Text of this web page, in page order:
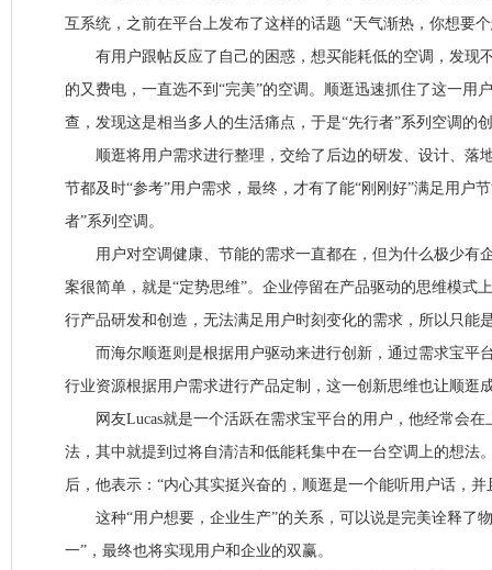
互系统，之前在平台上发布了这样的话题 “天气渐热，你想要
有用户跟帖反应了自己的困惑，想买能耗低的空调，发现
的又费电，一直选不到“完美”的空调。顺逛迅速抓住了这一用
查，发现这是相当多人的生活痛点，于是“先行者”系列空调的
顺逛将用户需求进行整理，交给了后边的研发、设计、落
节都及时“参考”用户需求，最终，才有了能“刚刚好”满足用户
者”系列空调。
用户对空调健康、节能的需求一直都在，但为什么极少有
案很简单，就是“定势思维”。企业停留在产品驱动的思维模式
行产品研发和创造，无法满足用户时刻变化的需求，所以只能
而海尔顺逛则是根据用户驱动来进行创新，通过需求宝平
行业资源根据用户需求进行产品定制，这一创新思维也让顺逛
网友Lucas就是一个活跃在需求宝平台的用户，他经常会在
法，其中就提到过将自清洁和低能耗集中在一台空调上的想法
后，他表示：“内心其实挺兴奋的，顺逛是一个能听用户话，
这种“用户想要，企业生产”的关系，可以说是完美诠释了
一”，最终也将实现用户和企业的双赢。